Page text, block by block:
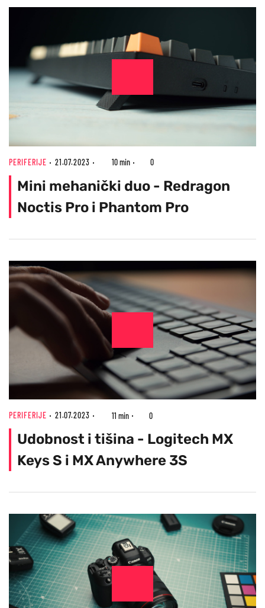
PERIFERIJE 21.07.2023 10 min 0
Mini mehanički duo - Redragon
Noctis Pro i Phantom Pro
PERIFERIJE 21.07.2023 11 min 0
Udobnost i tišina - Logitech MX
Keys S i MX Anywhere 3S